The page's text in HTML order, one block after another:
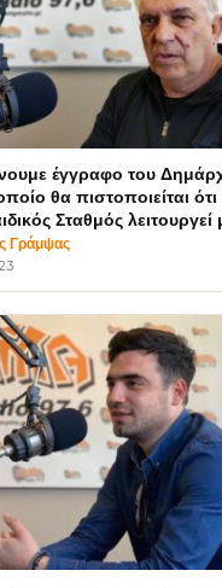
έγγραφο του
θα πιστοποιείται ότι
Σταθμός λειτουργεί
για τα παιδιά
Γράμψας